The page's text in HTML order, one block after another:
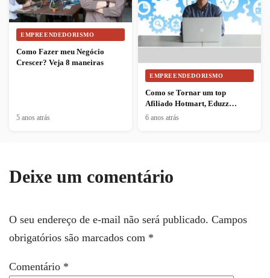
EMPREENDEDORISMO
Como Fazer meu Negócio
Crescer? Veja 8 maneiras
5 anos atrás
EMPREENDEDORISMO
Como se Tornar um top
Afiliado Hotmart, Eduzz…
6 anos atrás
Deixe um comentário
O seu endereço de e-mail não será publicado. Campos
obrigatórios são marcados com *
Comentário *